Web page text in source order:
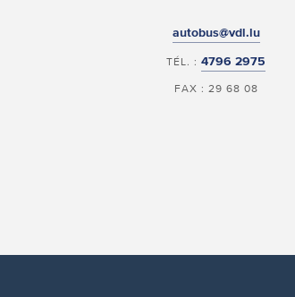
autobus@vdl.lu
TÉL. :4796 2975
FAX : 29 68 08